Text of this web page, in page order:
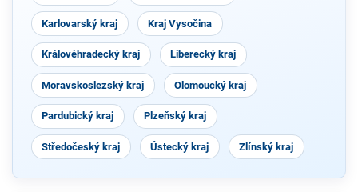
Karlovarský kraj Kraj Vysočina
Královéhradecký kraj Liberecký kraj
Moravskoslezský kraj Olomoucký kraj
Pardubický kraj Plzeňský kraj
Středočeský kraj Ústecký kraj Zlínský kraj